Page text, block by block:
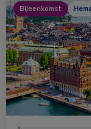
Bijeenkomst